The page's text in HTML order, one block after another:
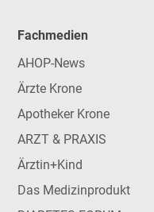
Fachmedien
AHOP-News
Ärzte Krone
Apotheker Krone
ARZT & PRAXIS
Ärztin+Kind
Das Medizinprodukt